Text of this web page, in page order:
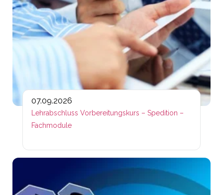
07.09.2026
Lehrabschluss Vorbereitungskurs – Spedition –
Fachmodule